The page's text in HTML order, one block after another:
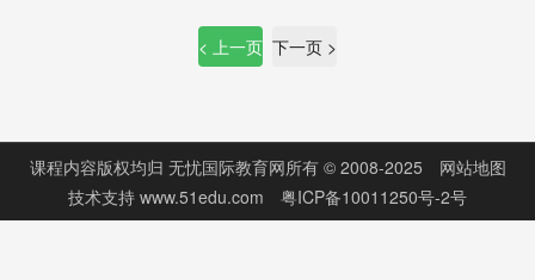
< 上一页 下一页 >
课程内容版权均归 无忧国际教育网所有 © 2008-2025
网站地图
技术支持 www.51edu.com 粤ICP备10011250号-2号